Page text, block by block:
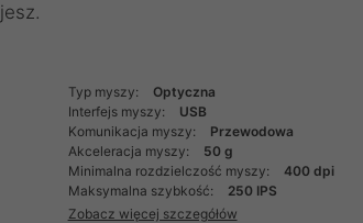
Typ myszy:
Optyczna
Interfejs myszy:
USB
Komunikacja myszy:
Przewodowa
Akceleracja myszy:
50 g
Minimalna rozdzielczość myszy:
400 dpi
Maksymalna szybkość:
250 IPS
Zobacz więcej szczegółów